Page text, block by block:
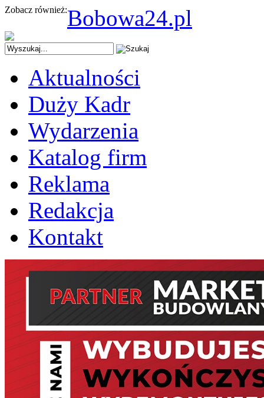
Zobacz również:Bobowa24.pl
Aktualności
Duży Kadr
Wydarzenia
Katalog firm
Reklama
Redakcja
Kontakt